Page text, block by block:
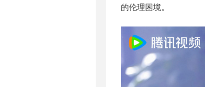
的伦理困境。